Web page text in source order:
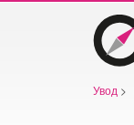
Увод >